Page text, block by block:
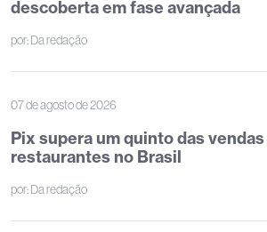
descoberta em fase avançada
por:Da redação
07 de agosto de 2026
Pix supera um quinto das
restaurantes no Brasil
por:Da redação